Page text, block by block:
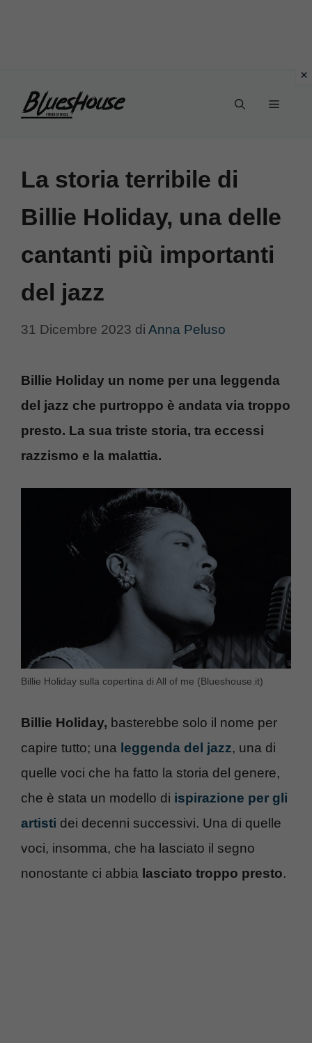
Menu
La storia terribile di
Billie Holiday, una delle
cantanti più importanti
del jazz
31 Dicembre 2023 di Anna Peluso
Billie Holiday un nome per una leggenda
del jazz che purtroppo è andata via troppo
presto. La sua triste storia, tra eccessi
razzismo e la malattia.
Billie Holiday sulla copertina di All of me (Blueshouse.it)
Billie Holiday, basterebbe solo il nome per
capire tutto; una leggenda del jazz, una di
quelle voci che ha fatto la storia del genere,
che è stata un modello di ispirazione per gli
artisti dei decenni successivi. Una di quelle
voci, insomma, che ha lasciato il segno
nonostante ci abbia lasciato troppo presto.